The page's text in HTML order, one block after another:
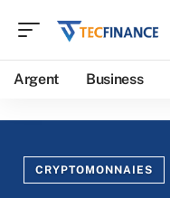
Argent Business
CRYPTOMONNAIES